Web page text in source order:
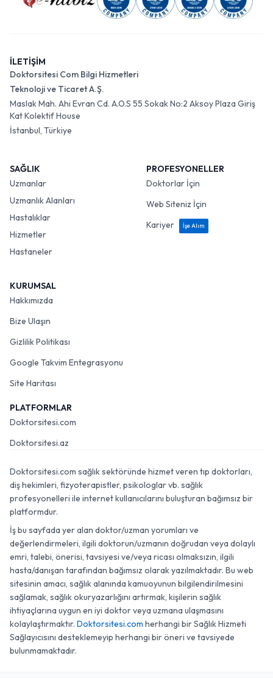
İLETİŞİM
Doktorsitesi Com Bilgi Hizmetleri
Teknoloji ve Ticaret A.Ş.
Maslak Mah. Ahi Evran Cd. A.O.S 55 Sokak No:2 Aksoy Plaza Giriş
Kat Kolektif House
İstanbul, Türkiye
SAĞLIK
Uzmanlar
Uzmanlık Alanları
Hastalıklar
Hizmetler
Hastaneler
PROFESYONELLER
Doktorlar İçin
Web Siteniz İçin
Kariyer
İşe Alım
KURUMSAL
Hakkımızda
Bize Ulaşın
Gizlilik Politikası
Google Takvim Entegrasyonu
Site Haritası
PLATFORMLAR
Doktorsitesi.com
Doktorsitesi.az
Doktorsitesi.com sağlık sektöründe hizmet veren tıp doktorları,
diş hekimleri, fizyoterapistler, psikologlar vb. sağlık
profesyonelleri ile internet kullanıcılarını buluşturan bağımsız bir
platformdur.
İş bu sayfada yer alan doktor/uzman yorumları ve
değerlendirmeleri, ilgili doktorun/uzmanın doğrudan veya dolaylı
emri, talebi, önerisi, tavsiyesi ve/veya ricası olmaksızın, ilgili
hasta/danışan tarafından bağımsız olarak yazılmaktadır. Bu web
sitesinin amacı, sağlık alanında kamuoyunun bilgilendirilmesini
sağlamak, sağlık okuryazarlığını artırmak, kişilerin sağlık
ihtiyaçlarına uygun en iyi doktor veya uzmana ulaşmasını
kolaylaştırmaktır. Doktorsitesi.com herhangi bir Sağlık Hizmeti
Sağlayıcısını desteklemeyip herhangi bir öneri ve tavsiyede
bulunmamaktadır.